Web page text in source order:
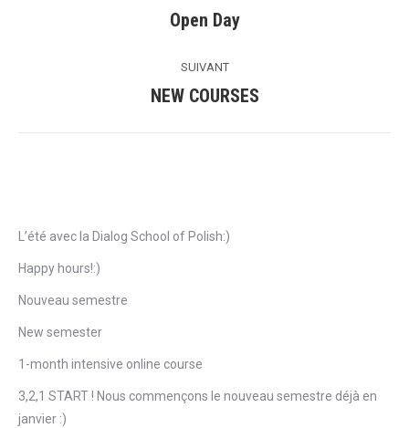
commentaire
Précédent
Open Day
SUIVANT
Suivant
NEW COURSES
L’été avec la Dialog School of Polish:)
Happy hours!:)
Nouveau semestre
New semester
1-month intensive online course
3,2,1 START ! Nous commençons le nouveau semestre déjà en
janvier :)